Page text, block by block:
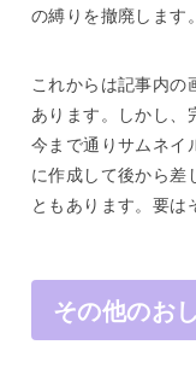
の縛りを撤廃します。
これからは記事内
あります。しかし、
今まで通りサムネイ
に作成して後から差
ともあります。要は
その他のお